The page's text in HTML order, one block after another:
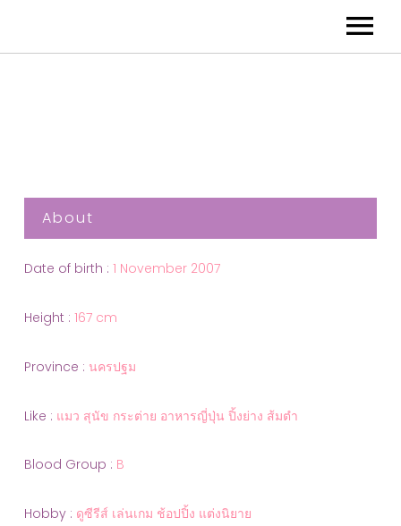
About
Date of birth : 1 November 2007
Height : 167 cm
Province : นครปฐม
Like : แมว สุนัข กระต่าย อาหารญี่ปุ่น ปิ้งย่าง ส้มตำ
Blood Group : B
Hobby : ดูซีรีส์ เล่นเกม ช้อปปิ้ง แต่งนิยาย